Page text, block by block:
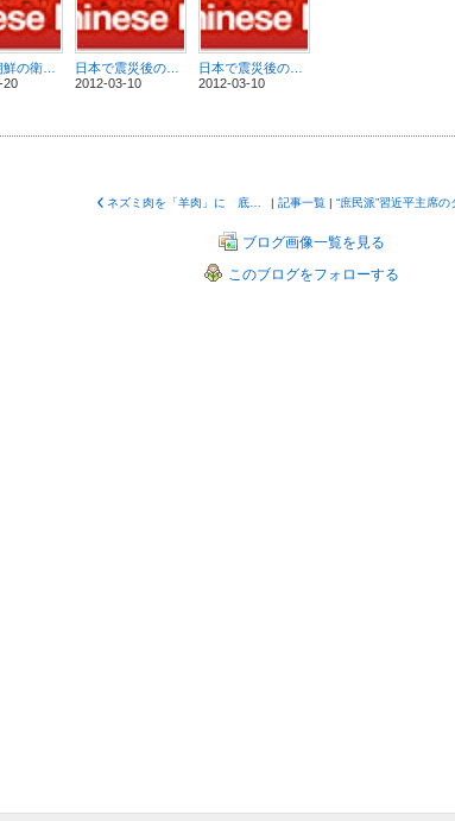
20
2012-03-10
2012-03-10
| 記事一覧 |
ブログ画像一覧を見る
このブログをフォローする